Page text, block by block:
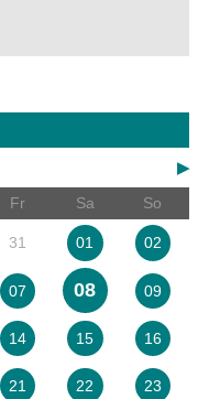
▶
Fr Sa So
31 01 02
07 08 09
14 15 16
21 22 23